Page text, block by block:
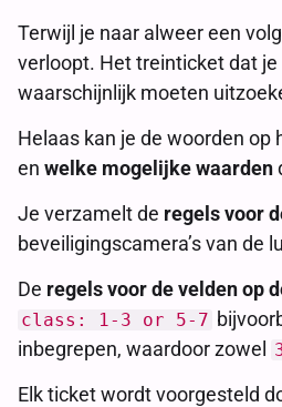
Terwijl je naar alweer een
verloopt. Het treinticket dat
waarschijnlijk moeten
Helaas kan je de woorden op
en welke mogelijke waarden
Je verzamelt de regels voor
beveiligingscamera’s van de
De regels voor de velden op
class: 1-3 or 5-7
inbegrepen, waardoor zowel
Elk ticket wordt voorgesteld